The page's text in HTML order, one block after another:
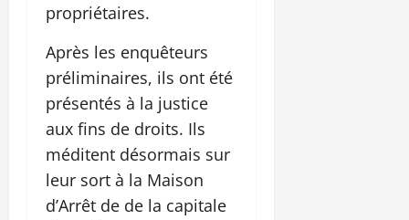
propriétaires.
Après les enquêteurs
préliminaires, ils ont été
présentés à la justice
aux fins de droits. Ils
méditent désormais sur
leur sort à la Maison
d’Arrêt de de la capitale